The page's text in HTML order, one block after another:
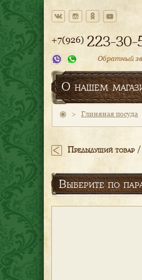
+7(926) 223-30-
Обратный
О нашем
> Глиняная посуда
Предыдущий товар/
Выберите по